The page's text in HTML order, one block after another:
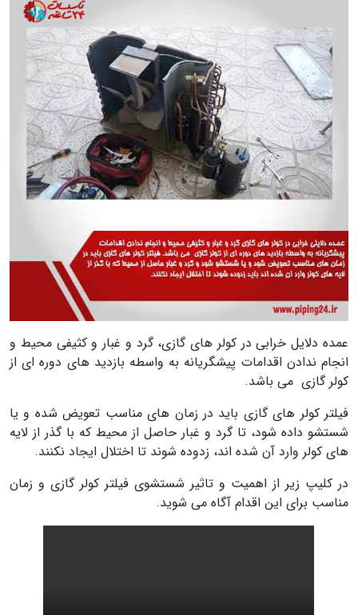
عمده دلایل خرابی در کولر های گازی، گرد و غبار و کثیفی محیط و
انجام ندادن اقدامات پیشگریانه به واسطه بازدید های دوره ای از
کولر گازی می باشد.
فیلتر کولر های گازی باید در زمان های مناسب تعویض شده و یا
شستشو داده شود، تا گرد و غبار حاصل از محیط که با گذر از لایه
های کولر وارد آن شده اند، زدوده شوند تا اختلال ایجاد نکنند.
در کلیپ زیر از اهمیت و تاثیر شستشوی فیلتر کولر گازی و زمان
مناسب برای این اقدام آگاه می شوید.